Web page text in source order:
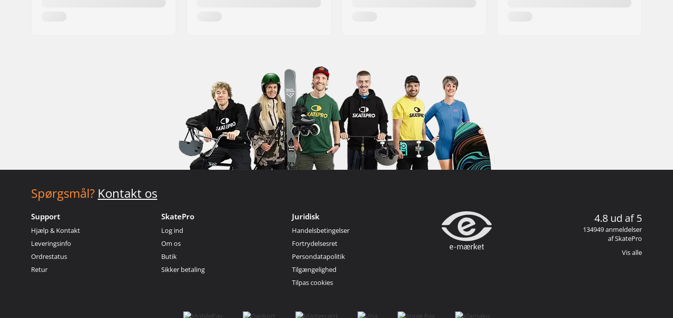
Spørgsmål? Kontakt os
Support
Hjælp & Kontakt
Leveringsinfo
Ordrestatus
Retur
SkatePro
Log ind
Om os
Butik
Sikker betaling
Juridisk
Handelsbetingelser
Fortrydelsesret
Persondatapolitik
Tilgængelighed
Tilpas cookies
4.8 ud af 5
134949 anmeldelser
af SkatePro
Vis alle